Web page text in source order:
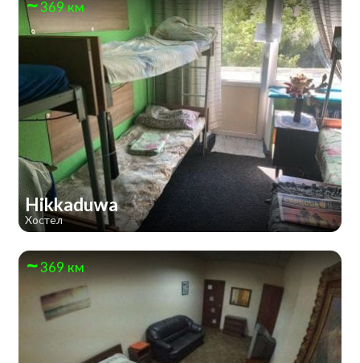
369 км
Hikkaduwa
Хостел
369 км